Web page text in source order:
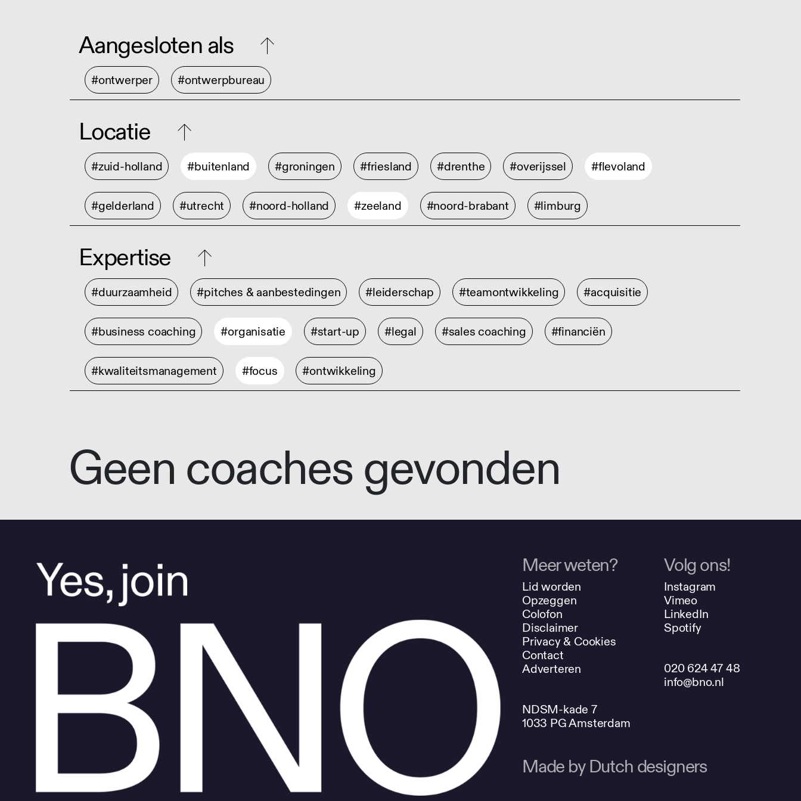
Aangesloten als
#ontwerper #ontwerpbureau
Locatie
#zuid-holland #buitenland #groningen #friesland #drenthe #overijssel #flevoland
#gelderland #utrecht #noord-holland #zeeland #noord-brabant #limburg
Expertise
#duurzaamheid #pitches & aanbestedingen #leiderschap #teamontwikkeling #acquisitie
#business coaching #organisatie #start-up #legal #sales coaching #financiën
#kwaliteitsmanagement #focus #ontwikkeling
Geen coaches gevonden
Meer weten?
Lid worden
Opzeggen
Colofon
Disclaimer
Privacy & Cookies
Contact
Adverteren
NDSM-kade 7
1033 PG Amsterdam
Volg ons!
Instagram
Vimeo
LinkedIn
Spotify
020 624 47 48
info@bno.nl
Made by Dutch designers